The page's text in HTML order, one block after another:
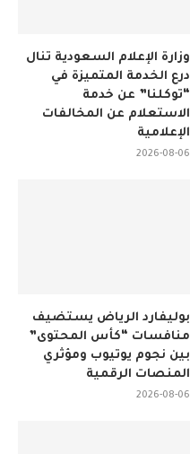
وزارة الإعلام السعودية تنال
درع الخدمة المتميزة في
“توكلنا” عن خدمة
الاستعلام عن المخالفات
الإعلامية
2026-08-06
بوليفارد الرياض يستضيف
منافسات “كأس المحتوى”
بين نجوم يوتيوب ومؤثري
المنصات الرقمية
2026-08-06